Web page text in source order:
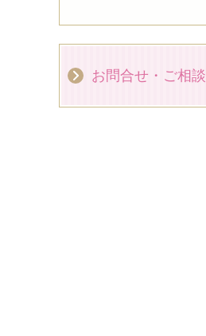
お問合せ・ご相談